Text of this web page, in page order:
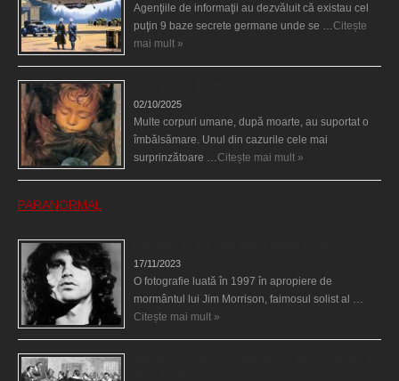
Agenţiile de informaţii au dezvăluit că existau cel
puţin 9 baze secrete germane unde se …Citește
mai mult »
02/10/2025
Multe corpuri umane, după moarte, au suportat o
îmbălsămare. Unul din cazurile cele mai
surprinzătoare …Citește mai mult »
PARANORMAL
17/11/2023
O fotografie luată în 1997 în apropiere de
mormântul lui Jim Morrison, faimosul solist al …
Citește mai mult »